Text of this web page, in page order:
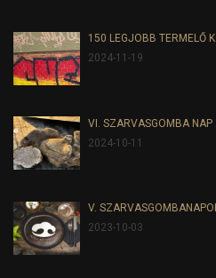
150 LEGJOBB TERMELŐ
2024-11-19
VI. SZARVASGOMBA NAP
2024-10-11
V.
2023-10-03